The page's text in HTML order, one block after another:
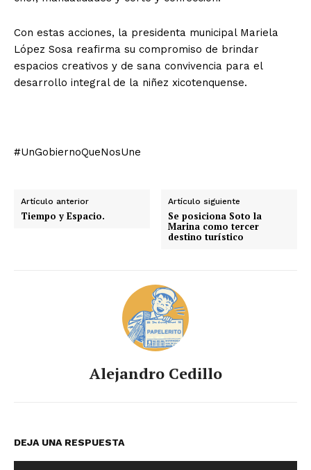
Con estas acciones, la presidenta municipal Mariela
López Sosa reafirma su compromiso de brindar
espacios creativos y de sana convivencia para el
desarrollo integral de la niñez xicotenquense.
#UnGobiernoQueNosUne
Artículo anterior
Tiempo y Espacio.
Artículo siguiente
Se posiciona Soto la
Marina como tercer
destino turístico
Alejandro Cedillo
DEJA UNA RESPUESTA